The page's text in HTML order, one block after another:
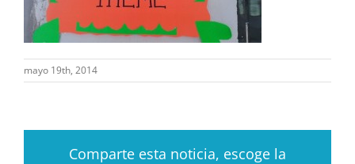
mayo 19th, 2014
Comparte esta noticia, escoge la